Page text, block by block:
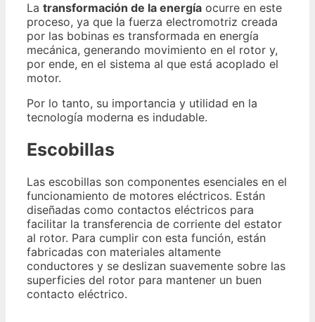
La transformación de la energía ocurre en este
proceso, ya que la fuerza electromotriz creada
por las bobinas es transformada en energía
mecánica, generando movimiento en el rotor y,
por ende, en el sistema al que está acoplado el
motor.
Por lo tanto, su importancia y utilidad en la
tecnología moderna es indudable.
Escobillas
Las escobillas son componentes esenciales en el
funcionamiento de motores eléctricos. Están
diseñadas como contactos eléctricos para
facilitar la transferencia de corriente del estator
al rotor. Para cumplir con esta función, están
fabricadas con materiales altamente
conductores y se deslizan suavemente sobre las
superficies del rotor para mantener un buen
contacto eléctrico.